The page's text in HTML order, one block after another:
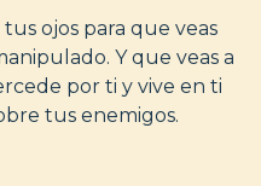
ojos para que veas
Y que veas a
por ti y vive en ti
tus enemigos.